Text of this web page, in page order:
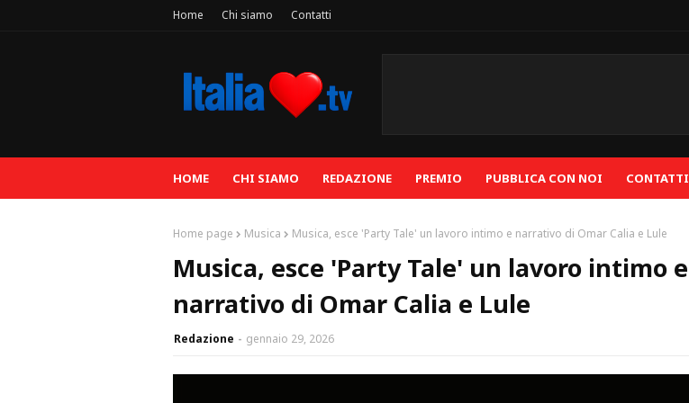
Home Chi siamo Contatti
HOME CHI SIAMO REDAZIONE PREMIO PUBBLICA CON NOI CONTATTI
Home page Musica Musica, esce 'Party Tale' un lavoro intimo e narrativo di Omar Calia e Lule
Musica, esce 'Party Tale' un lavoro intimo e
narrativo di Omar Calia e Lule
Redazione gennaio 29, 2026